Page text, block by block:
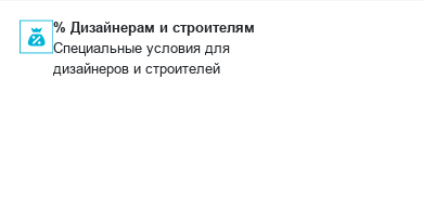
% Дизайнерам и строителям
Специальные условия для
дизайнеров и строителей